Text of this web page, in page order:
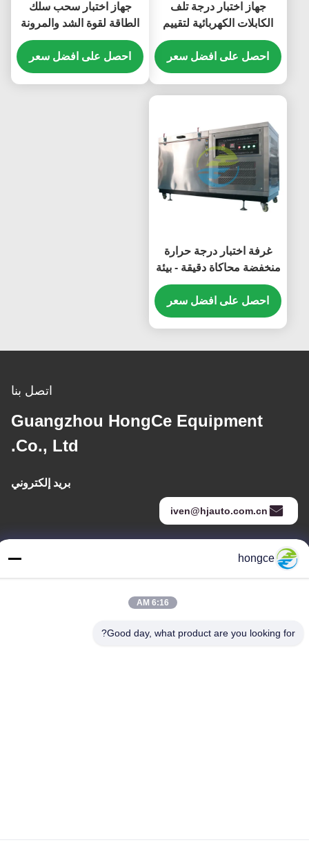
جهاز اختبار درجة تلف
الكابلات الكهربائية لتقييم
سلامة الموصلات والعزل
احصل على افضل سعر
جهاز اختبار سحب سلك
الطاقة لقوة الشد والمرونة
والامتثال للسلامة في
معدات اختبار الكابلات
احصل على افضل سعر
غرفة اختبار درجة حرارة
منخفضة محاكاة دقيقة - بيئة
من 70 إلى 150 درجة مئوية
معدات اختبار الكابلات
المهنية
احصل على افضل سعر
اتصل بنا
Guangzhou HongCe Equipment
Co., Ltd.
بريد إلكتروني
iven@hjauto.com.cn
hongce
6:16 AM
Good day, what product are you looking for?